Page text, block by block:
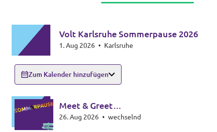
Volt Karlsruhe Sommerpause 2026
1. Aug 2026 • Karlsruhe
Zum Kalender hinzufügen
Meet & Greet
Zollernalbkreis/Sigmaringen
26. Aug 2026 • wechselnd